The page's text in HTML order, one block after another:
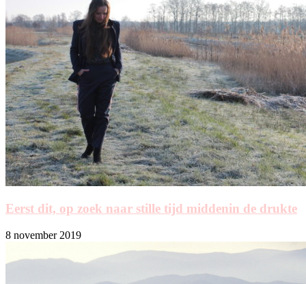
Eerst dit, op zoek naar stille tijd middenin de drukte
8 november 2019